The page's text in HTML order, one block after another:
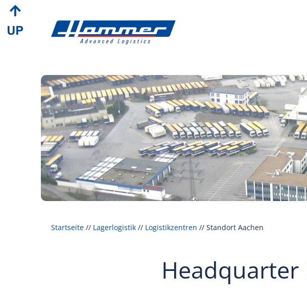
Startseite // Lagerlogistik // Logistikzentren // Standort Aachen
Headquarter